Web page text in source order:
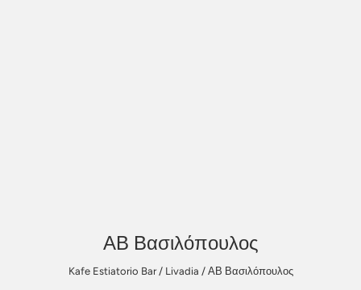
ΑΒ Βασιλόπουλος
Kafe Estiatorio Bar/ Livadia / ΑΒ Βασιλόπουλος